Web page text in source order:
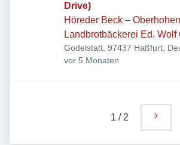
Drive)
Höreder Beck –
Landbrotbäckerei Ed. Wolf
Godelstatt, 97437 Haßfurt,
Veröffentlicht:
vor 5 Monaten
1 / 2